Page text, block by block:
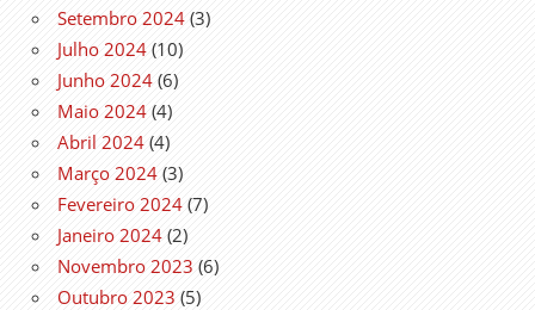
Setembro 2024 (3)
Julho 2024 (10)
Junho 2024 (6)
Maio 2024 (4)
Abril 2024 (4)
Março 2024 (3)
Fevereiro 2024 (7)
Janeiro 2024 (2)
Novembro 2023 (6)
Outubro 2023 (5)